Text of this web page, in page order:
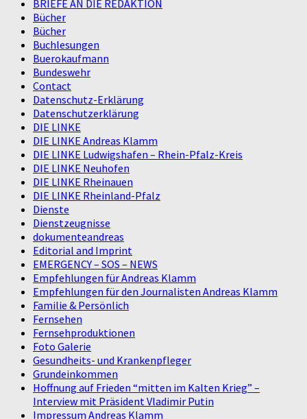
BRIEFE AN DIE REDAKTION
Bücher
Bücher
Buchlesungen
Buerokaufmann
Bundeswehr
Contact
Datenschutz-Erklärung
Datenschutzerklärung
DIE LINKE
DIE LINKE Andreas Klamm
DIE LINKE Ludwigshafen – Rhein-Pfalz-Kreis
DIE LINKE Neuhofen
DIE LINKE Rheinauen
DIE LINKE Rheinland-Pfalz
Dienste
Dienstzeugnisse
dokumenteandreas
Editorial and Imprint
EMERGENCY – SOS – NEWS
Empfehlungen für Andreas Klamm
Empfehlungen für den Journalisten Andreas Klamm
Familie & Persönlich
Fernsehen
Fernsehproduktionen
Foto Galerie
Gesundheits- und Krankenpfleger
Grundeinkommen
Hoffnung auf Frieden “mitten im Kalten Krieg” –
Interview mit Präsident Vladimir Putin
Impressum Andreas Klamm